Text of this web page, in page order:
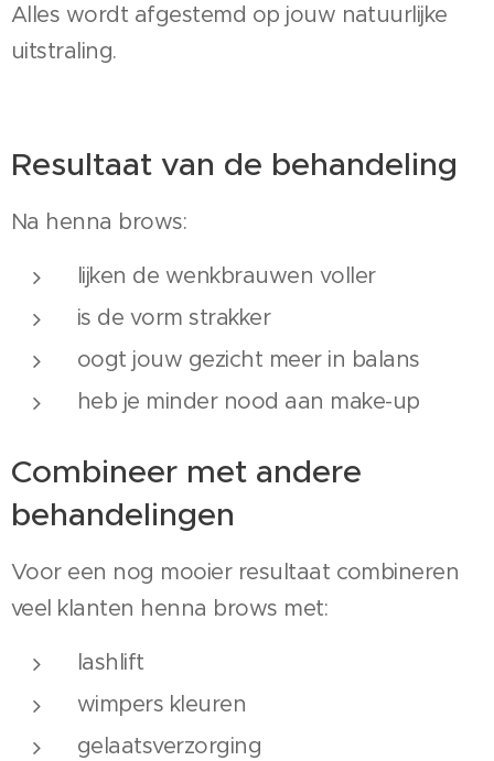
Alles wordt afgestemd op jouw natuurlijke
uitstraling.
Resultaat van de behandeling
Na henna brows:
lijken de wenkbrauwen voller
is de vorm strakker
oogt jouw gezicht meer in balans
heb je minder nood aan make-up
Combineer met andere
behandelingen
Voor een nog mooier resultaat combineren
veel klanten henna brows met:
lashlift
wimpers kleuren
gelaatsverzorging